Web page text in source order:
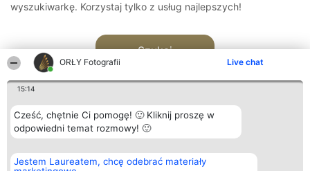
ORŁY Fotografii Live chat
15:14
Cześć, chętnie Ci pomogę! 🙂 Kliknij proszę w
odpowiedni temat rozmowy! 🙂
Jestem Laureatem, chcę odebrać materiały
wyszukiwarkę. Korzystaj tylko z usług najlepszych!
Szukaj
Organizator plebiscytu
Bright Side Solutions sp. z o.
Plebiscyt
Laureaci
Kontakt
Kontakt